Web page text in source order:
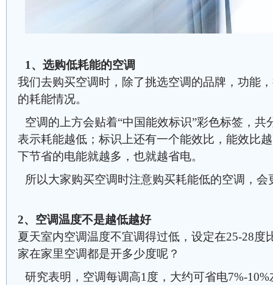
1、选购低耗能的空调
我们去购买空调时，除了挑选空调的品牌，功能
的耗能情况。
空调的上方会贴着“中国能效标识”彩色标签，
表示耗能越低；标识上还有一个能效比，能效比
下节省的电能就越多，也就越省电。
所以大家购买空调时注意购买耗能低的空调，会
2、空调温度不是越低越好
夏天室内空调温度不宜调得过低，设定在25-28度
家在家里空调都是开多少度呢？
研究表明，空调每调高1度，大约可省电7%-